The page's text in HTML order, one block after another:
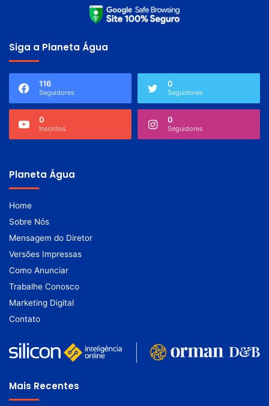
Siga a Planeta Água
116
Seguidores
0
Seguidores
0
Inscritos
0
Seguidores
Planeta Água
Home
Sobre Nós
Mensagem do Diretor
Versões Impressas
Como Anunciar
Trabalhe Conosco
Marketing Digital
Contato
Mais Recentes